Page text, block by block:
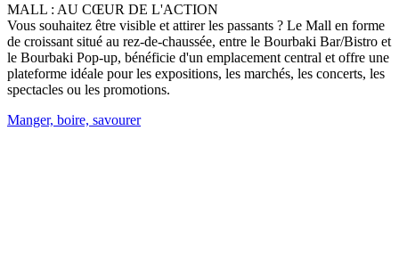
MALL : AU CŒUR DE L'ACTION
Vous souhaitez être visible et attirer les passants ? Le Mall en forme
de croissant situé au rez-de-chaussée, entre le Bourbaki Bar/Bistro et
le Bourbaki Pop-up, bénéficie d'un emplacement central et offre une
plateforme idéale pour les expositions, les marchés, les concerts, les
spectacles ou les promotions.
Manger, boire, savourer